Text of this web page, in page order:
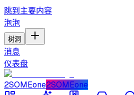
跳到主要内容
泡泡
树洞
消息
仪表盘
2SOMEone2SOMEone